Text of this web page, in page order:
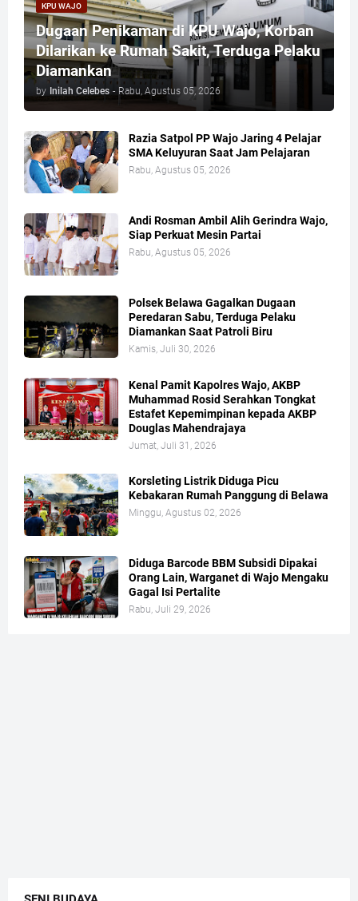
KPU WAJO
Dugaan Penikaman di KPU Wajo, Korban
Dilarikan ke Rumah Sakit, Terduga Pelaku
Diamankan
by Inilah Celebes - Rabu, Agustus 05, 2026
Razia Satpol PP Wajo Jaring 4 Pelajar
SMA Keluyuran Saat Jam Pelajaran
Rabu, Agustus 05, 2026
Andi Rosman Ambil Alih Gerindra Wajo,
Siap Perkuat Mesin Partai
Rabu, Agustus 05, 2026
Polsek Belawa Gagalkan Dugaan
Peredaran Sabu, Terduga Pelaku
Diamankan Saat Patroli Biru
Kamis, Juli 30, 2026
Kenal Pamit Kapolres Wajo, AKBP
Muhammad Rosid Serahkan Tongkat
Estafet Kepemimpinan kepada AKBP
Douglas Mahendrajaya
Jumat, Juli 31, 2026
Korsleting Listrik Diduga Picu
Kebakaran Rumah Panggung di Belawa
Minggu, Agustus 02, 2026
Diduga Barcode BBM Subsidi Dipakai
Orang Lain, Warganet di Wajo Mengaku
Gagal Isi Pertalite
Rabu, Juli 29, 2026